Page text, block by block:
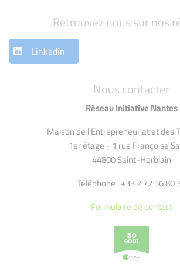
Nous contacter
Réseau Initiative Nantes
Maison de l'Entrepreneuriat et des
1er étage - 1 rue Françoise
44800 Saint-Herblain
Téléphone : +33 2 72 56 80
Formulaire de contact
Retrouvez nous sur nos
Linkedin